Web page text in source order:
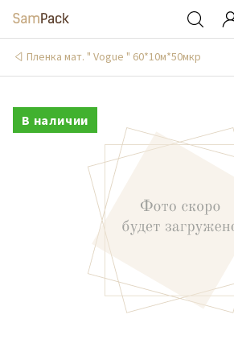
Пленка мат. " Vogue " 60*10м*50мкр
В наличии